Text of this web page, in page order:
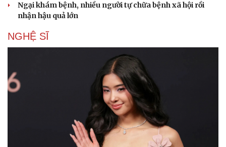
Ngại khám bệnh, nhiều người tự chữa bệnh xã hội rồi
nhận hậu quả lớn
NGHỆ SĨ